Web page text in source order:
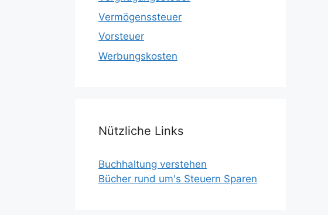
Vermögenssteuer
Vorsteuer
Werbungskosten
Nützliche Links
Buchhaltung verstehen
Bücher rund um's Steuern Sparen